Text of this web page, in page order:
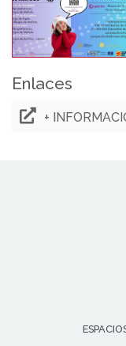
Enlaces
+